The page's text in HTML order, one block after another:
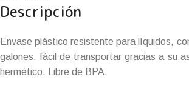
Descripción
Envase plástico resistente para líquidos,
galones, fácil de transportar gracias a su
hermético. Libre de BPA.